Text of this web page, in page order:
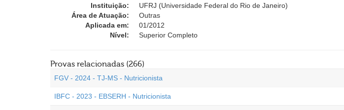
Instituição:
UFRJ (Universidade Federal do Rio de Janeiro)
Área de Atuação:
Outras
Aplicada em:
01/2012
Nível:
Superior Completo
Provas relacionadas (266)
FGV - 2024 - TJ-MS - Nutricionista
IBFC - 2023 - EBSERH - Nutricionista